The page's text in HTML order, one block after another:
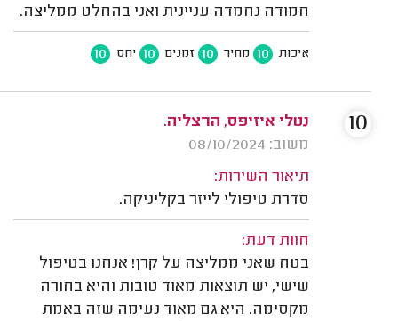
חמודה נחמדה עניינית ואני בהחלט ממליצה.
איכות 10 מחיר 10 זמנים 10 יחס 10
נטלי איזיפס, הרצליה.
משוב: 08/10/2024
תיאור השירות:
סדרת טיפולי לייזר בקליניקה.
חוות דעת:
בטח שאני ממליצה על קרן! אנחנו בטיפול
שישי, יש תוצאות מאוד טובות והיא בחורה
מקסימה. היא גם מאוד נעימה שזה באמת
10